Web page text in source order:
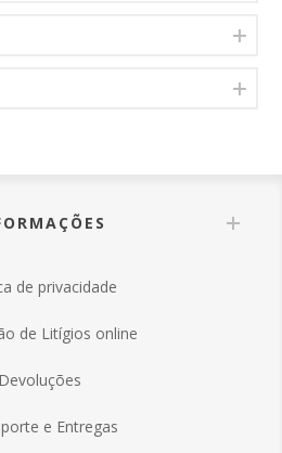
de privacidade
de Litígios online
Devoluções
e Entregas